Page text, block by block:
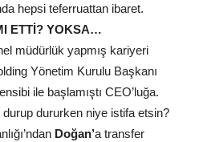
hepsi teferruattan ibaret.
ETTİ? YOKSA…
müdürlük yapmış kariyeri
Yönetim Kurulu Başkanı
ile başlamıştı CEO’luğa.
durup dururken niye istifa etsin?
Doğan’a transfer